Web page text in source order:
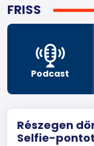
FRISS
Podcast
Részegen
Selfie-